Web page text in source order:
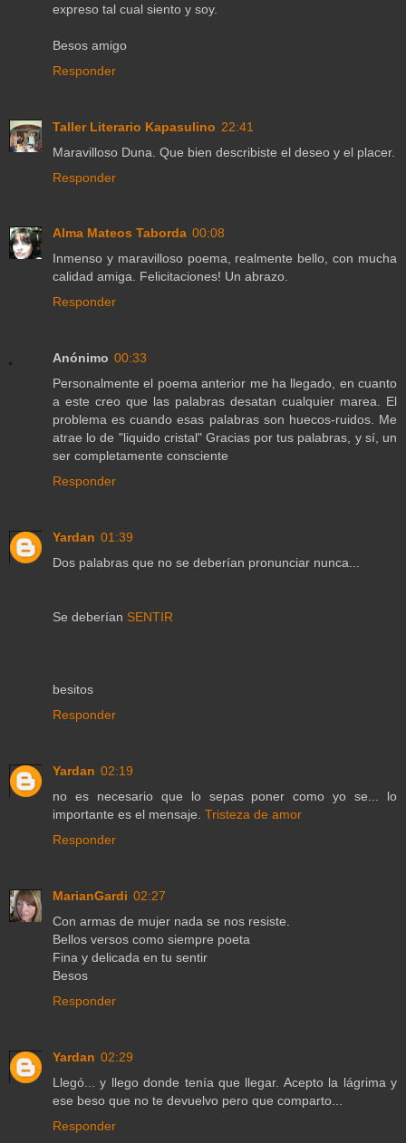
expreso tal cual siento y soy.
Besos amigo
Responder
Taller Literario Kapasulino 22:41
Maravilloso Duna. Que bien describiste el deseo y el placer.
Responder
Alma Mateos Taborda 00:08
Inmenso y maravilloso poema, realmente bello, con mucha
calidad amiga. Felicitaciones! Un abrazo.
Responder
Anónimo 00:33
Personalmente el poema anterior me ha llegado, en cuanto
a este creo que las palabras desatan cualquier marea. El
problema es cuando esas palabras son huecos-ruidos. Me
atrae lo de "liquido cristal" Gracias por tus palabras, y sí, un
ser completamente consciente
Responder
Yardan 01:39
Dos palabras que no se deberían pronunciar nunca...
Se deberían SENTIR
besitos
Responder
Yardan 02:19
no es necesario que lo sepas poner como yo se... lo
importante es el mensaje. Tristeza de amor
Responder
MarianGardi 02:27
Con armas de mujer nada se nos resiste.
Bellos versos como siempre poeta
Fina y delicada en tu sentir
Besos
Responder
Yardan 02:29
Llegó... y llego donde tenía que llegar. Acepto la lágrima y
ese beso que no te devuelvo pero que comparto...
Responder